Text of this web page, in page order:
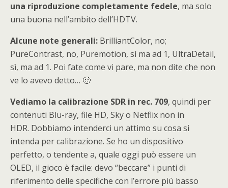
una riproduzione completamente fedele, ma solo
una buona nell’ambito dell’HDTV.
Alcune note generali: BrilliantColor, no;
PureContrast, no, Puremotion, sì ma ad 1, UltraDetail,
sì, ma ad 1. Poi fate come vi pare, ma non dite che non
ve lo avevo detto… 🙂
Vediamo la calibrazione SDR in rec. 709, quindi per
contenuti Blu-ray, file HD, Sky o Netflix non in
HDR. Dobbiamo intenderci un attimo su cosa si
intenda per calibrazione. Se ho un dispositivo
perfetto, o tendente a, quale oggi può essere un
OLED, il gioco è facile: devo “beccare” i punti di
riferimento delle specifiche con l’errore più basso